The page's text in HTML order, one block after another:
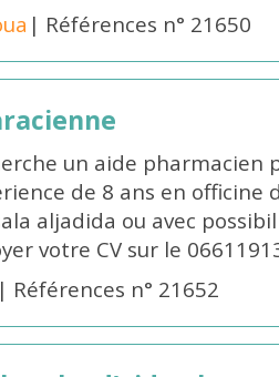
| Références n° 21650
un aide pharmacien
de 8 ans en
aljadida ou avec
votre CV sur le
| Références n° 21652